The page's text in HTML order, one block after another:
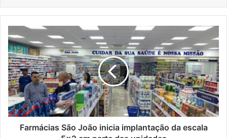
Farmácias
São
João
inicia
implantação
da
escala
5x2
em
parteFarmácias São João inicia implantação da escala